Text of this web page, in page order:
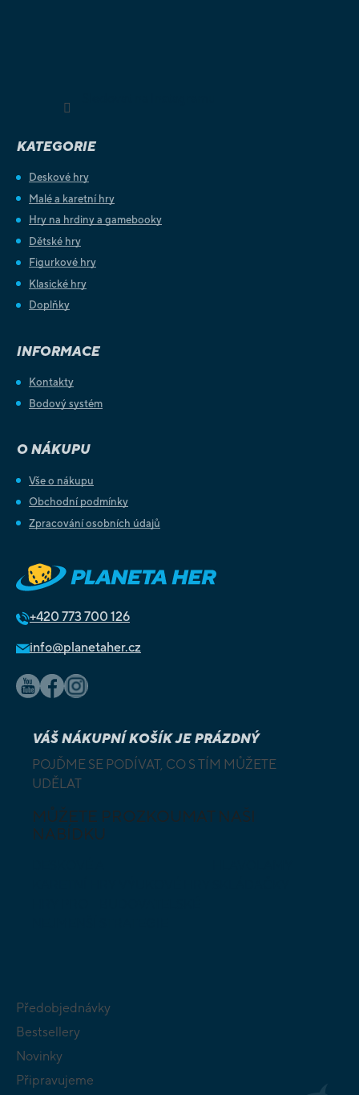
KATEGORIE
Deskové hry
Malé a karetní hry
Hry na hrdiny a gamebooky
Dětské hry
Figurkové hry
Klasické hry
Doplňky
INFORMACE
Kontakty
Bodový systém
O NÁKUPU
Vše o nákupu
Obchodní podmínky
Zpracování osobních údajů
+420 773 700 126
info@planetaher.cz
VÁŠ NÁKUPNÍ KOŠÍK JE PRÁZDNÝ
POJĎME SE PODÍVAT, CO S TÍM MŮŽETE
UDĚLAT
MŮŽETE PROZKOUMAT NAŠI
NABÍDKU
Předobjednávky
Bestsellery
Novinky
Připravujeme